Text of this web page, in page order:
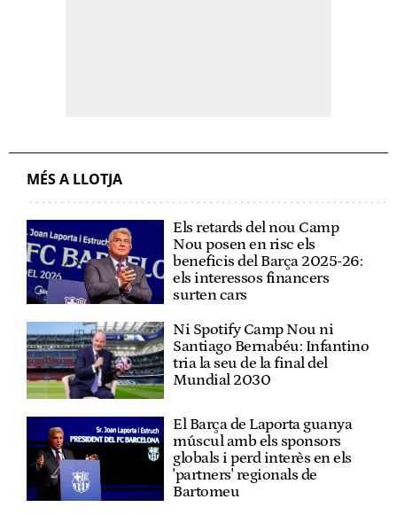
MÉS A LLOTJA
Els retards del nou Camp
Nou posen en risc els
beneficis del Barça 2025-26:
els interessos financers
surten cars
Ni Spotify Camp Nou ni
Santiago Bernabéu: Infantino
tria la seu de la final del
Mundial 2030
El Barça de Laporta guanya
múscul amb els sponsors
globals i perd interès en els
'partners' regionals de
Bartomeu